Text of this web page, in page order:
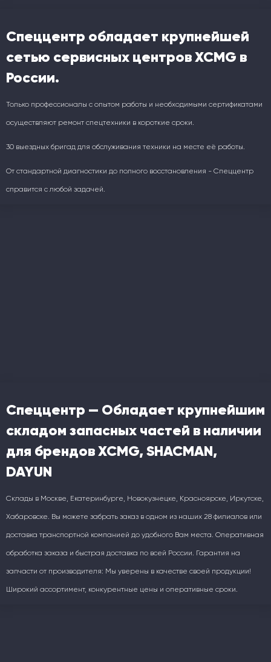
Спеццентр обладает крупнейшей
сетью сервисных центров XCMG в
России.
Только профессионалы с опытом работы и необходимыми сертификатами
осуществляют ремонт спецтехники в короткие сроки.
30 выездных бригад для обслуживания техники на месте её работы.
От стандартной диагностики до полного восстановления - Спеццентр
справится с любой задачей.
Спеццентр — Обладает крупнейшим
складом запасных частей в наличии
для брендов XCMG, SHACMAN,
DAYUN
Склады в Москве, Екатеринбурге, Новокузнецке, Красноярске, Иркутске,
Хабаровске. Вы можете забрать заказ в одном из наших 28 филиалов или
доставка транспортной компанией до удобного Вам места. Оперативная
обработка заказа и быстрая доставка по всей России. Гарантия на
запчасти от производителя: Мы уверены в качестве своей продукции!
Широкий ассортимент, конкурентные цены и оперативные сроки.